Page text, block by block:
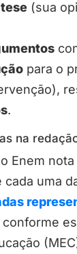
tese (sua
para o
.
na
Enem nota
uma
conforme